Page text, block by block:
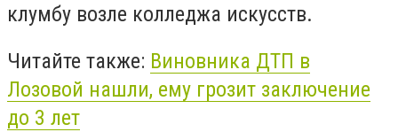
клумбу возле колледжа искусств.
Читайте также: Виновника ДТП в
Лозовой нашли, ему грозит заключение
до 3 лет